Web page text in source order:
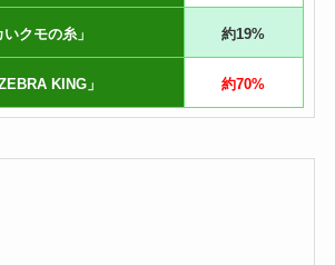
いクモの糸」 約19%
KING」 約70%